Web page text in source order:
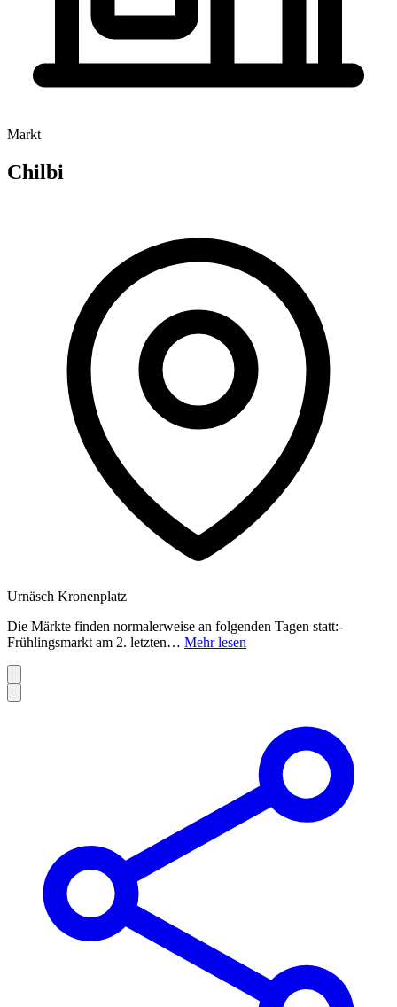
Markt
Chilbi
Urnäsch Kronenplatz
Die Märkte finden normalerweise an folgenden Tagen statt:-
Frühlingsmarkt am 2. letzten… Mehr lesen